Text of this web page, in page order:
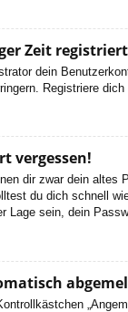
Zeit
dein
Registriere
vergessen!
dir zwar dein altes
du dich schnell
Lage sein, dein